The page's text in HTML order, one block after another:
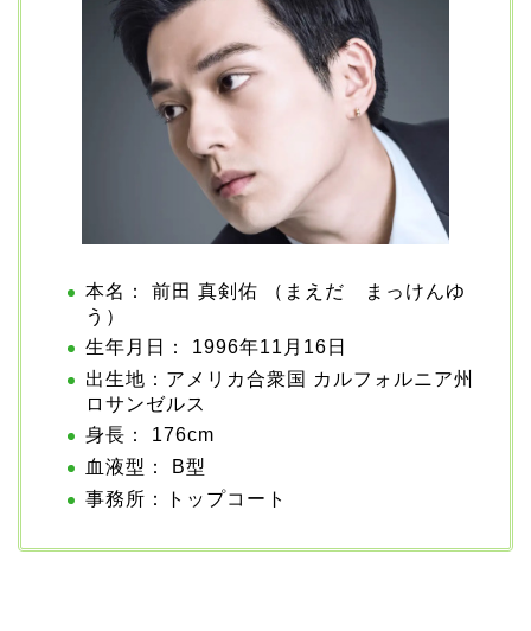
本名： 前田 真剣佑 （まえだ まっけんゆ
う）
生年月日： 1996年11月16日
出生地：アメリカ合衆国 カルフォルニア州
ロサンゼルス
身長： 176cm
血液型： B型
事務所：トップコート